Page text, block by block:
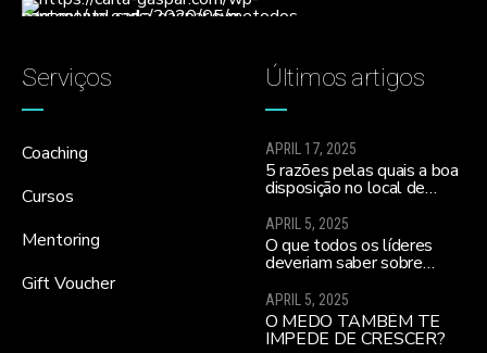
Serviços
Coaching
Cursos
Mentoring
Gift Voucher
Últimos artigos
APRIL 17, 2025
5 razões pelas quais a boa
disposição no local de
trabalho ajuda a melhorar a
moral da equipa e a
realizares todos os teus
sonhos…
APRIL 5, 2025
O que todos os líderes
deveriam saber sobre
alto desempenho
(sobretudo se lideram uma
nova equipa)
APRIL 5, 2025
O MEDO TAMBÉM TE
IMPEDE DE CRESCER?